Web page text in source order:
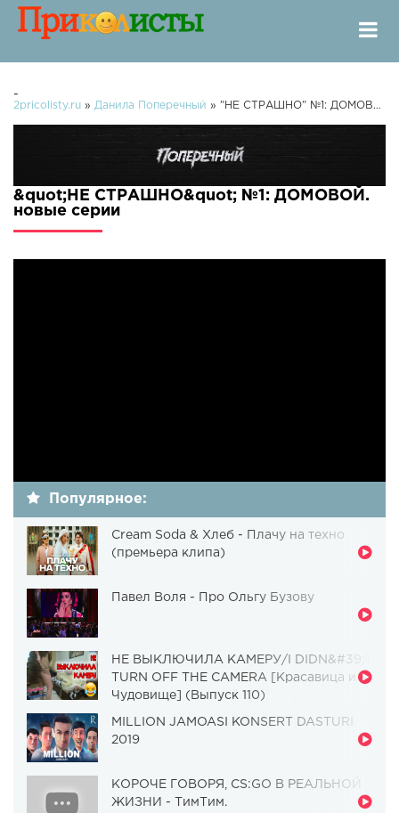
-
2pricolisty.ru » Данила Поперечный » "НЕ СТРАШНО" №1: ДОМОВОЙ.
&quot;НЕ СТРАШНО&quot; №1: ДОМОВОЙ.
новые серии
Популярное:
Cream Soda & Хлеб - Плачу на техно
(премьера клипа)
Павел Воля - Про Ольгу Бузову
НЕ ВЫКЛЮЧИЛА КАМЕРУ/I DIDN&#39;T
TURN OFF THE CAMERA [Красавица и
Чудовище] (Выпуск 110)
MILLION JAMOASI KONSERT DASTURI
2019
КОРОЧЕ ГОВОРЯ, CS:GO В РЕАЛЬНОЙ
ЖИЗНИ - ТимТим.